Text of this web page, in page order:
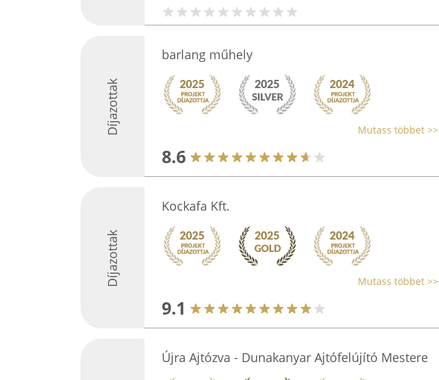
Díjazottak
barlang műhely
Mutass többet >>
8.6
Díjazottak
Kockafa Kft.
Mutass többet >>
9.1
Újra Ajtózva - Dunakanyar Ajtófelújító Mestere